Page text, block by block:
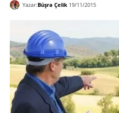
Yazar: Büşra Çelik 19/11/2015